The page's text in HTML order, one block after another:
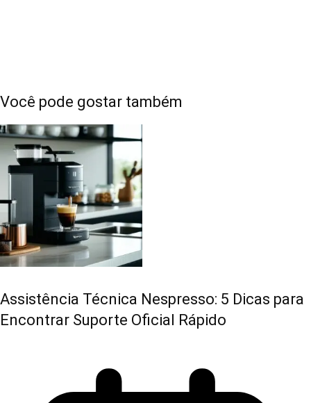
Você pode gostar também
Assistência Técnica Nespresso: 5 Dicas para
Encontrar Suporte Oficial Rápido